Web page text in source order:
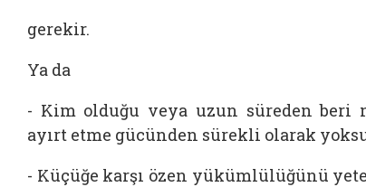
gerekir.
Ya da
- Kim olduğu veya uzun süreden beri
ayırt etme gücünden sürekli olarak
- Küçüğe karşı özen yükümlülüğünü